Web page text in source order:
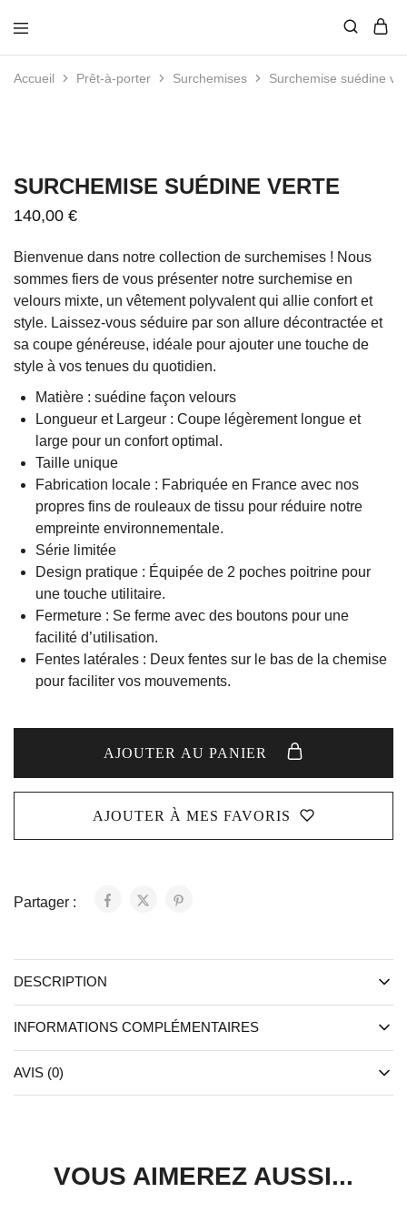
Edie
Grim
Vestiaire
nouvelle
génération
Accueil Prêt-à-porter Surchemises Surchemise suédine
SURCHEMISE SUÉDINE VERTE
140,00 €
Bienvenue dans notre collection de surchemises ! Nous
sommes fiers de vous présenter notre surchemise en
velours mixte, un vêtement polyvalent qui allie confort et
style. Laissez-vous séduire par son allure décontractée et
sa coupe généreuse, idéale pour ajouter une touche de
style à vos tenues du quotidien.
Matière : suédine façon velours
Longueur et Largeur : Coupe légèrement longue et
large pour un confort optimal.
Taille unique
Fabrication locale : Fabriquée en France avec nos
propres fins de rouleaux de tissu pour réduire notre
empreinte environnementale.
Série limitée
Design pratique : Équipée de 2 poches poitrine pour
une touche utilitaire.
Fermeture : Se ferme avec des boutons pour une
facilité d’utilisation.
Fentes latérales : Deux fentes sur le bas de la chemise
pour faciliter vos mouvements.
AJOUTER AU PANIER
AJOUTER À MES FAVORIS
Partager :
DESCRIPTION
INFORMATIONS COMPLÉMENTAIRES
AVIS (0)
VOUS AIMEREZ AUSSI...